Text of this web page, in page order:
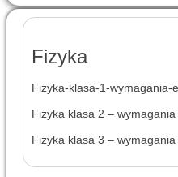
Fizyka
Fizyka-klasa-1-wymagania-
Fizyka klasa 2 –
Fizyka klasa 3 –